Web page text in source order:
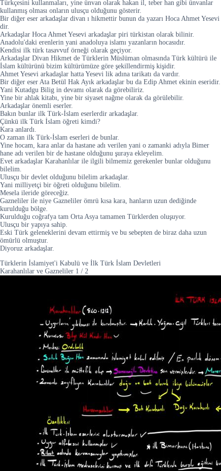
Türkçesini kullanmaları, yine ünvan olarak hakan il, teber han gibi ünvanlar
kullanmış olması onların ulusçu olduğunu gösterir.
Bir diğer eser arkadaşlar divan ı hikmettir bunun da yazarı Hoca Ahmet Yesevi
dir.
Arkadaşlar Hoca Ahmet Yesevi arkadaşlar piri türkistan olarak bilinir.
Anadolu'daki erenlerin yani anadoluya islamı yazanların hocasıdır.
Kendisi ilk türk tasavvuf örneği olarak geçiyor.
Arkadaşlar Divan Hikmet de Türklerin Müslüman olmasında Türk kültürü ile
İslam kültürünü bizim kültürümüze göre şekillendirmiş kişidir.
Ahmet Yesevi arkadaşlar hatta Yesevi lik adına tarikatı da vardır.
Bir diğer eser Ata Betül Hak Ayık arkadaşlar bu da Edip Ahmet ekinin eseridir.
Yani Kutadgu Bilig in devamı olarak da görebiliriz.
Yine bir ahlak kitabı, yine bir siyaset nağme olarak da görülebilir.
Arkadaşlar önemli eserler.
Bakın bunlar ilk Türk-İslam eserlerdir arkadaşlar.
Çünkü ilk Türk İslam öğreti kimdi?
Kara anlardı.
O zaman ilk Türk-İslam eserleri de bunlar.
Yine hocam, kara anlar da hastane adı verilen yani o zamanki adıyla Bimer
hane adı verilen bir de hastane olduğunu şuraya ekleyelim.
Evet arkadaşlar Karahanlılar ile ilgili bilmemiz gerekenler bunlar olduğunu
bilelim.
Ulusçu bir devlet olduğunu bilelim arkadaşlar.
Yani milliyetçi bir öğreti olduğunu bilelim.
Mesela ileride göreceğiz.
Gazneliler ile niye Gazneliler ömrü kısa kara, hanların uzun dediğinde
kurulduğu bölge.
Kurulduğu coğrafya tam Orta Asya tamamen Türklerden oluşuyor.
Ulusçu bir yapıya sahip.
Eski Türk geleneklerini devam ettirmiş ve bu sebepten de biraz daha uzun
ömürlü olmuştur.
Diyoruz arkadaşlar.
Türklerin İslamiyet'i Kabulü ve İlk Türk İslam Devletleri
Karahanlılar ve Gazneliler 1 / 2